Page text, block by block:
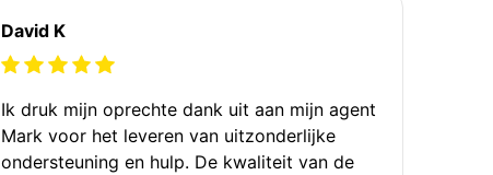
David K
Ik druk mijn oprechte dank uit aan mijn agent
Mark voor het leveren van uitzonderlijke
ondersteuning en hulp. De kwaliteit van de